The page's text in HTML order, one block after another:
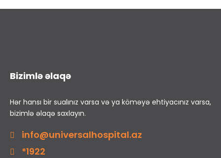
Bizimlə əlaqə
Hər hansı bir sualınız varsa və ya köməyə ehtiyacınız varsa,
bizimlə əlaqə saxlayın.
info@universalhospital.az
*1922